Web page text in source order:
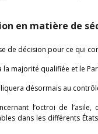
en matière de
de décision pour ce qui
majorité qualifiée et le
désormais au
l’octroi de
dans les différents